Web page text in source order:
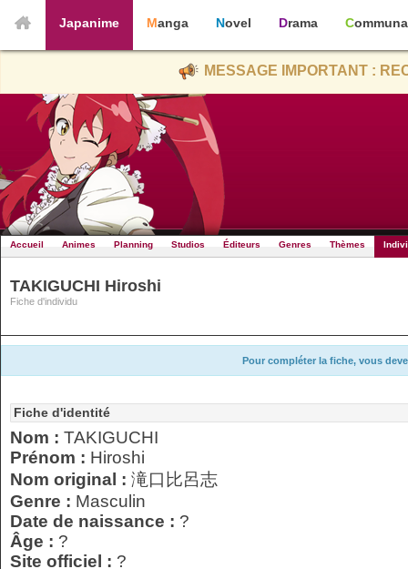
Japanime Manga Novel Drama
MESSAGE IMPORTANT :
Accueil Animes Planning Studios Éditeurs Genres Thèmes
TAKIGUCHI Hiroshi
Fiche d'individu
Pour compléter la fiche, vous
Fiche d'identité
Nom : TAKIGUCHI
Prénom : Hiroshi
Nom original : 滝口比呂志
Genre : Masculin
Date de naissance : ?
Âge : ?
Site officiel : ?